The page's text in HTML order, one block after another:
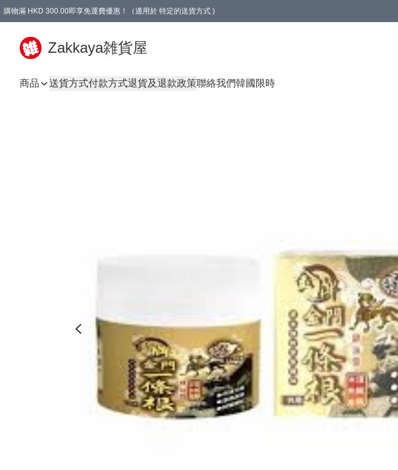
購物滿 HKD 300.00即享免運費優惠！（適用於 特定的送貨方式 )
Zakkaya雑貨屋
商品 送貨方式付款方式退貨及退款政策聯絡我們韓國限時